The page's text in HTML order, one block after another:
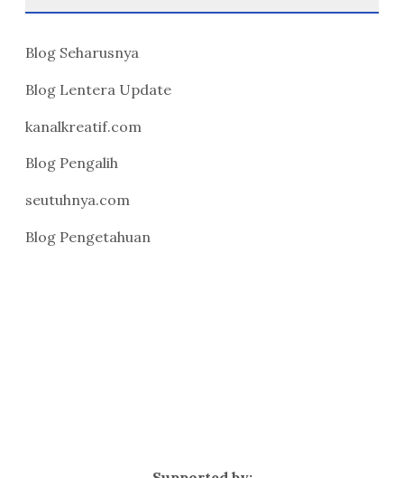
Blog Seharusnya
Blog Lentera Update
kanalkreatif.com
Blog Pengalih
seutuhnya.com
Blog Pengetahuan